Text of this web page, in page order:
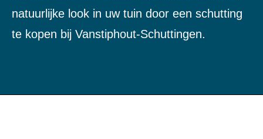
natuurlijke look in uw tuin door een schutting
te kopen bij Vanstiphout-Schuttingen.